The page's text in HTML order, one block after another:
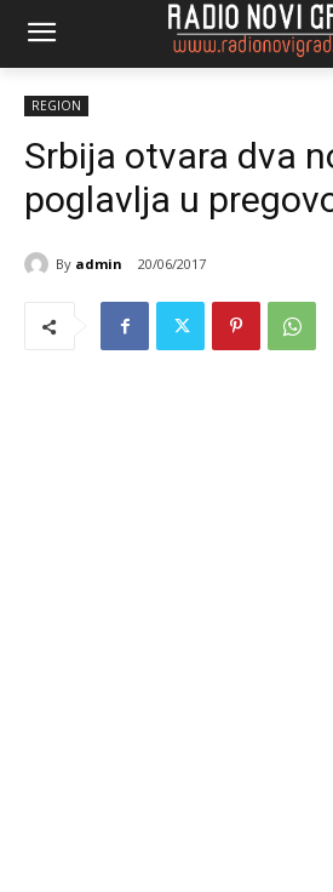
REGION
Srbija otvara dva
poglavlja u
By admin 20/06/2017